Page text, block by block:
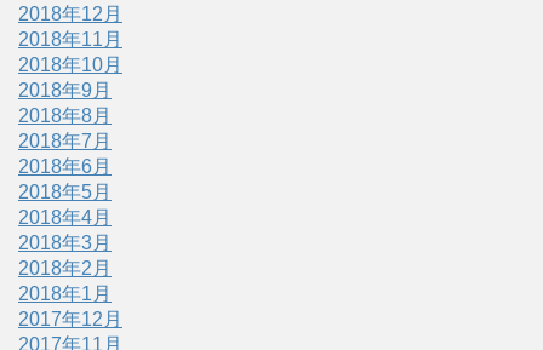
2018年12月
2018年11月
2018年10月
2018年9月
2018年8月
2018年7月
2018年6月
2018年5月
2018年4月
2018年3月
2018年2月
2018年1月
2017年12月
2017年11月